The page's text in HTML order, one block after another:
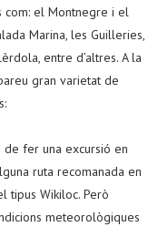
com: el Montnegre i el
Marina, les Guilleries,
entre d’altres. A la
gran varietat de
de fer una excursió en
ruta recomanada en
tipus Wikiloc. Però
meteorològiques